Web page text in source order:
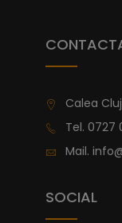
Calea
Tel. 0727
Mail.
SOCIAL